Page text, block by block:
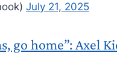
July 21, 2025
go home”: Axel